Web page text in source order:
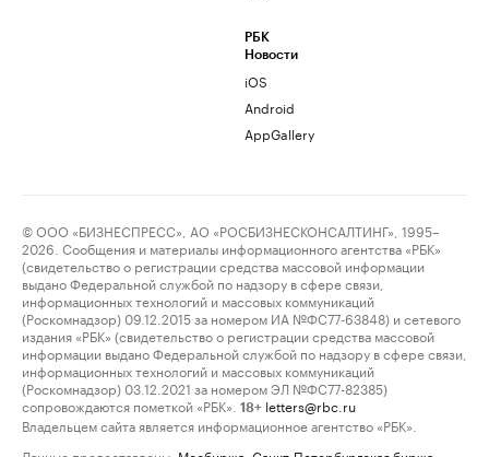
РБК
Новости
iOS
Android
AppGallery
© ООО «БИЗНЕСПРЕСС», АО «РОСБИЗНЕСКОНСАЛТИНГ», 1995–
2026. Сообщения и материалы информационного агентства «РБК»
(свидетельство о регистрации средства массовой информации
выдано Федеральной службой по надзору в сфере связи,
информационных технологий и массовых коммуникаций
(Роскомнадзор) 09.12.2015 за номером ИА №ФС77-63848) и сетевого
издания «РБК» (свидетельство о регистрации средства массовой
информации выдано Федеральной службой по надзору в сфере связи,
информационных технологий и массовых коммуникаций
(Роскомнадзор) 03.12.2021 за номером ЭЛ №ФС77-82385)
сопровождаются пометкой «РБК».
18+ letters@rbc.ru
Владельцем сайта является информационное агентство «РБК».